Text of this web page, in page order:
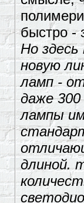
быстро -
Но
новую
ламп -
даже
лампы
длиной.